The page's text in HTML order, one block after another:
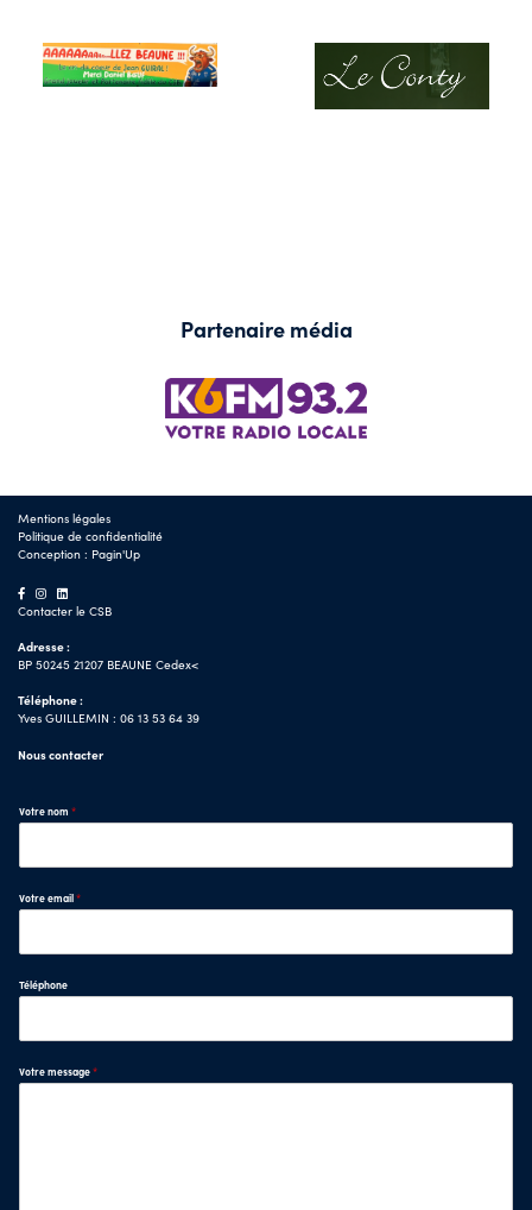
Partenaire média
Mentions légales
Politique de confidentialité
Conception : Pagin'Up
Contacter le CSB
Adresse :
BP 50245 21207 BEAUNE Cedex<
Téléphone :
Yves GUILLEMIN : 06 13 53 64 39
Nous contacter
Votre nom *
Votre email*
Téléphone
Votre message*